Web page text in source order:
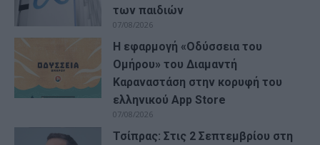
των παιδιών
07/08/2026
Η εφαρμογή «Οδύσσεια του
Ομήρου» του Διαμαντή
Καραναστάση στην κορυφή του
ελληνικού App Store
07/08/2026
Τσίπρας: Στις 2 Σεπτεμβρίου στη